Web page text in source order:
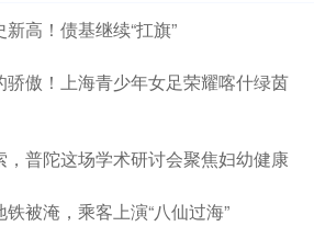
高！债基继续“扛旗”
骄傲！上海青少年女足荣耀喀什绿茵
，普陀这场学术研讨会聚焦妇幼健康
铁被淹，乘客上演“八仙过海”